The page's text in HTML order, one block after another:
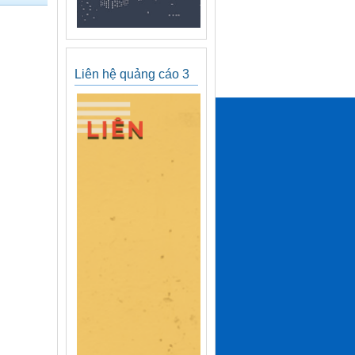
Liên hệ quảng cáo 3